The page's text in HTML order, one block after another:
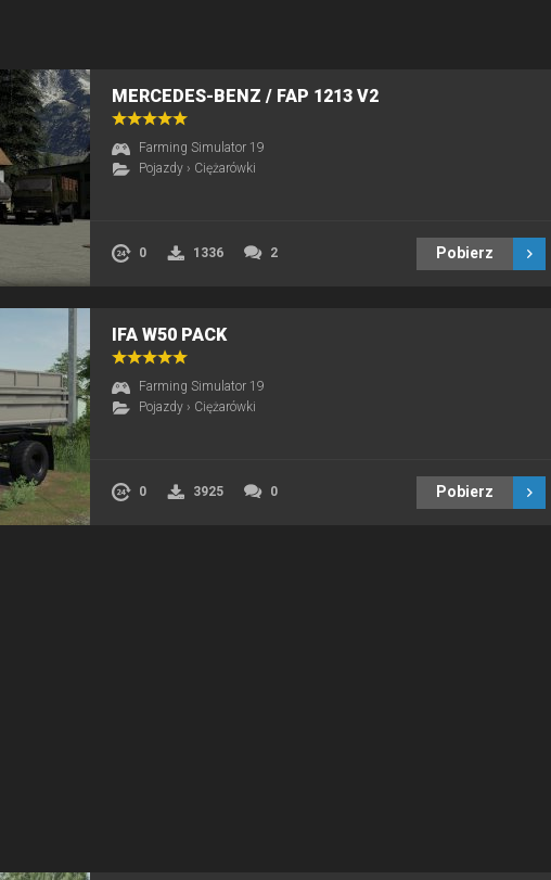
MERCEDES-BENZ / FAP 1213 V2
Farming Simulator 19
Pojazdy › Ciężarówki
0 1336 2 Pobierz
IFA W50 PACK
Farming Simulator 19
Pojazdy › Ciężarówki
0 3925 0 Pobierz